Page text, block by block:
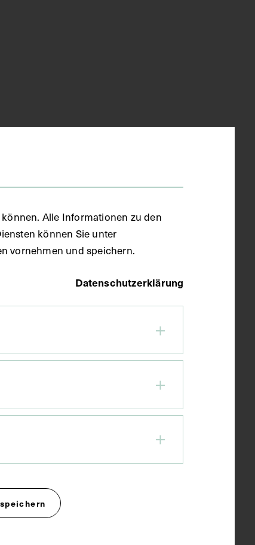
Alle Informationen zu den
können Sie unter
vornehmen und speichern.
Datenschutzerklärung